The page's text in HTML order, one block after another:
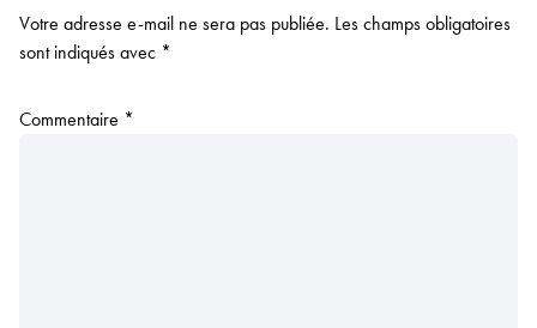
Votre adresse e-mail ne sera pas publiée. Les champs obligatoires
sont indiqués avec *
Commentaire *